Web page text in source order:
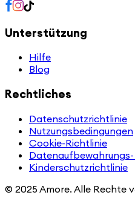
Unterstützung
Hilfe
Blog
Rechtliches
Datenschutzrichtlinie
Nutzungsbedingungen
Cookie-Richtlinie
Kinderschutzrichtlinie
© 2025 Amore. Alle Rechte